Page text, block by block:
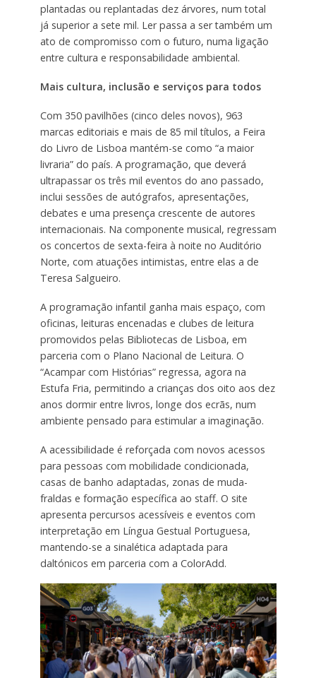
plantadas ou replantadas dez árvores, num total
já superior a sete mil. Ler passa a ser também um
ato de compromisso com o futuro, numa ligação
entre cultura e responsabilidade ambiental.
Mais cultura, inclusão e serviços para todos
Com 350 pavilhões (cinco deles novos), 963
marcas editoriais e mais de 85 mil títulos, a Feira
do Livro de Lisboa mantém-se como “a maior
livraria” do país. A programação, que deverá
ultrapassar os três mil eventos do ano passado,
inclui sessões de autógrafos, apresentações,
debates e uma presença crescente de autores
internacionais. Na componente musical, regressam
os concertos de sexta-feira à noite no Auditório
Norte, com atuações intimistas, entre elas a de
Teresa Salgueiro.
A programação infantil ganha mais espaço, com
oficinas, leituras encenadas e clubes de leitura
promovidos pelas Bibliotecas de Lisboa, em
parceria com o Plano Nacional de Leitura. O
“Acampar com Histórias” regressa, agora na
Estufa Fria, permitindo a crianças dos oito aos dez
anos dormir entre livros, longe dos ecrãs, num
ambiente pensado para estimular a imaginação.
A acessibilidade é reforçada com novos acessos
para pessoas com mobilidade condicionada,
casas de banho adaptadas, zonas de muda-
fraldas e formação específica ao staff. O site
apresenta percursos acessíveis e eventos com
interpretação em Língua Gestual Portuguesa,
mantendo-se a sinalética adaptada para
daltónicos em parceria com a ColorAdd.